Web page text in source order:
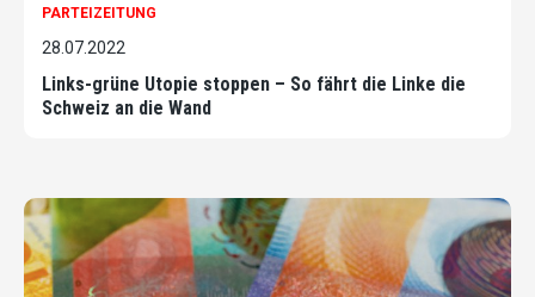
PARTEIZEITUNG
28.07.2022
Links-grüne Utopie stoppen – So fährt die Linke die
Schweiz an die Wand